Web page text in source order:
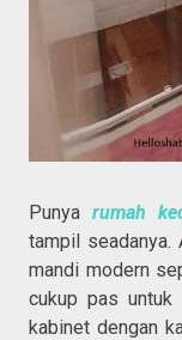
Punyarumah
tampil seadanya.
mandi modern
cukup pas untuk
kabinet dengan